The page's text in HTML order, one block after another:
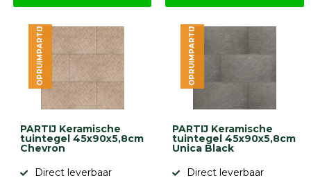
PARTIJ Keramische
tuintegel 45x90x5,8cm
Chevron
Direct leverbaar
OPRUIMPARTIJ
PARTIJ Keramische
tuintegel 45x90x5,8cm
Unica Black
Direct leverbaar
OPRUIMPARTIJ